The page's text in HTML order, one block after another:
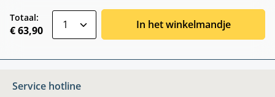
Totaal:
€ 63,90 In het winkelmandje
Service hotline